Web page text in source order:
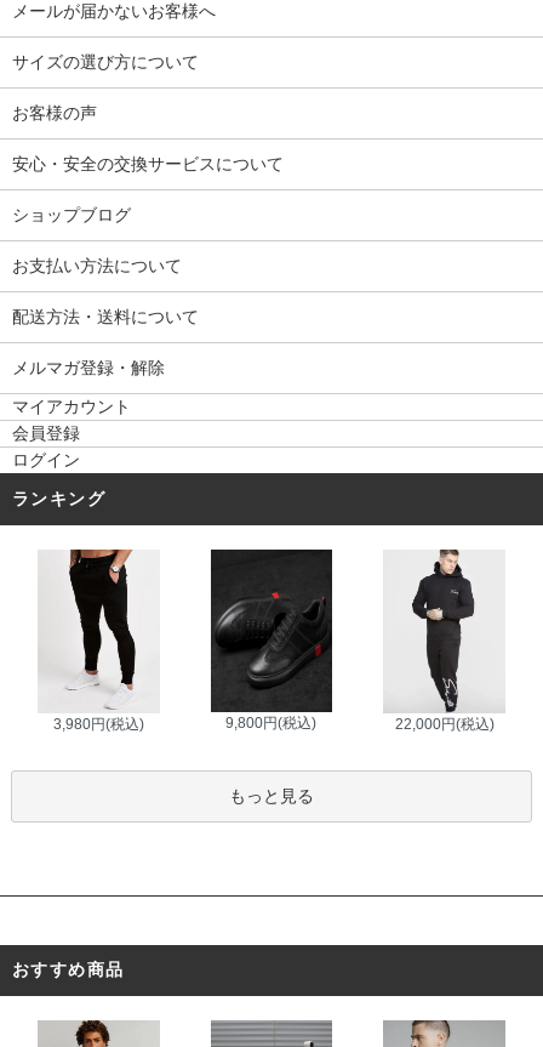
メールが届かないお客様へ
サイズの選び方について
お客様の声
安心・安全の交換サービスについて
ショップブログ
お支払い方法について
配送方法・送料について
メルマガ登録・解除
マイアカウント
会員登録
ログイン
ランキング
3,980円(税込) 9,800円(税込) 22,000円(税込)
もっと見る
おすすめ商品